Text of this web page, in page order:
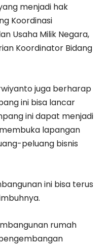
menjadi hak
Koordinasi
Usaha Milik Negara,
Koordinator Bidang
juga berharap
ini bisa lancar
ini dapat menjadi
lapangan
peluang bisnis
ini bisa terus
rumah